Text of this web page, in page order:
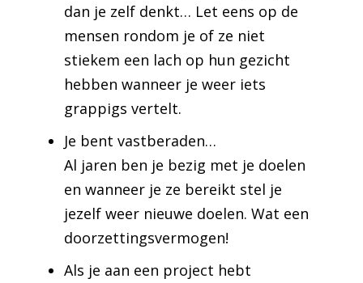
dan je zelf denkt… Let eens op de
mensen rondom je of ze niet
stiekem een lach op hun gezicht
hebben wanneer je weer iets
grappigs vertelt.
Je bent vastberaden…
Al jaren ben je bezig met je doelen
en wanneer je ze bereikt stel je
jezelf weer nieuwe doelen. Wat een
doorzettingsvermogen!
Als je aan een project hebt